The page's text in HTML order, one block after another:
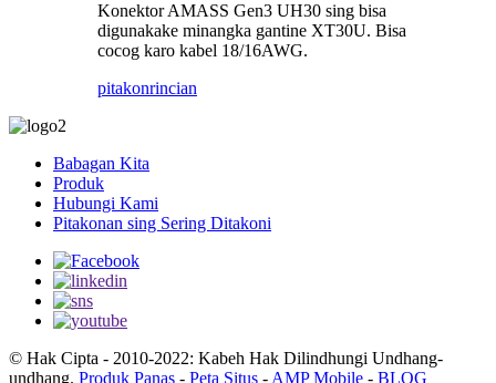
Konektor AMASS Gen3 UH30 sing bisa
digunakake minangka gantine XT30U. Bisa
cocog karo kabel 18/16AWG.
pitakonrincian
Babagan Kita
Produk
Hubungi Kami
Pitakonan sing Sering Ditakoni
© Hak Cipta - 2010-2022: Kabeh Hak Dilindhungi Undhang-
undhang. Produk Panas - Peta Situs - AMP Mobile - BLOG